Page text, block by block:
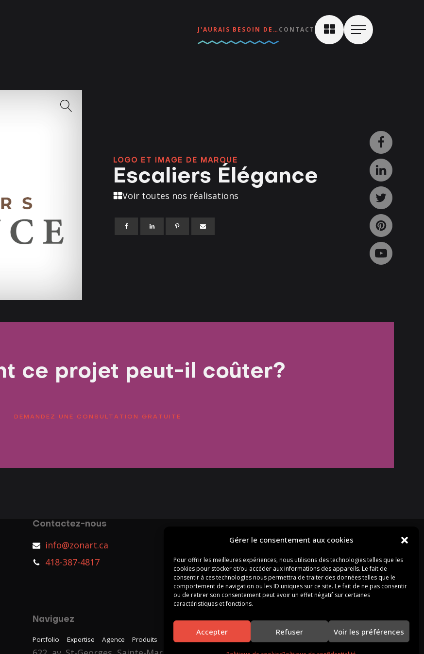
Gérer le consentement aux cookies
Pour offrir les meilleures expériences, nous utilisons des technologies telles que les
cookies pour stocker et/ou accéder aux informations des appareils. Le fait de
consentir à ces technologies nous permettra de traiter des données telles que le
comportement de navigation ou les ID uniques sur ce site. Le fait de ne pas consentir
ou de retirer son consentement peut avoir un effet négatif sur certaines
caractéristiques et fonctions.
Accepter Refuser Voir les préférences
J'AURAIS BESOIN DE… CONTACT
LOGO ET IMAGE DE MARQUE
Escaliers Élégance
Voir toutes nos réalisations
ce projet peut-il coûter?
DEMANDEZ UNE CONSULTATION GRATUITE
Contactez-nous
info@zonart.ca
418-387-4817
Naviguez
Portfolio Expertise Agence Produits Blogue FAQ Politique de confidentialité